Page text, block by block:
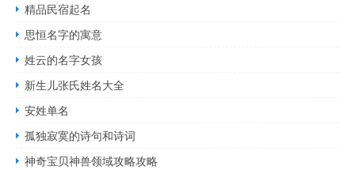
精品民宿起名
思恒名字的寓意
姓云的名字女孩
新生儿张氏姓名大全
安姓单名
孤独寂寞的诗句和诗词
神奇宝贝神兽领域攻略攻略